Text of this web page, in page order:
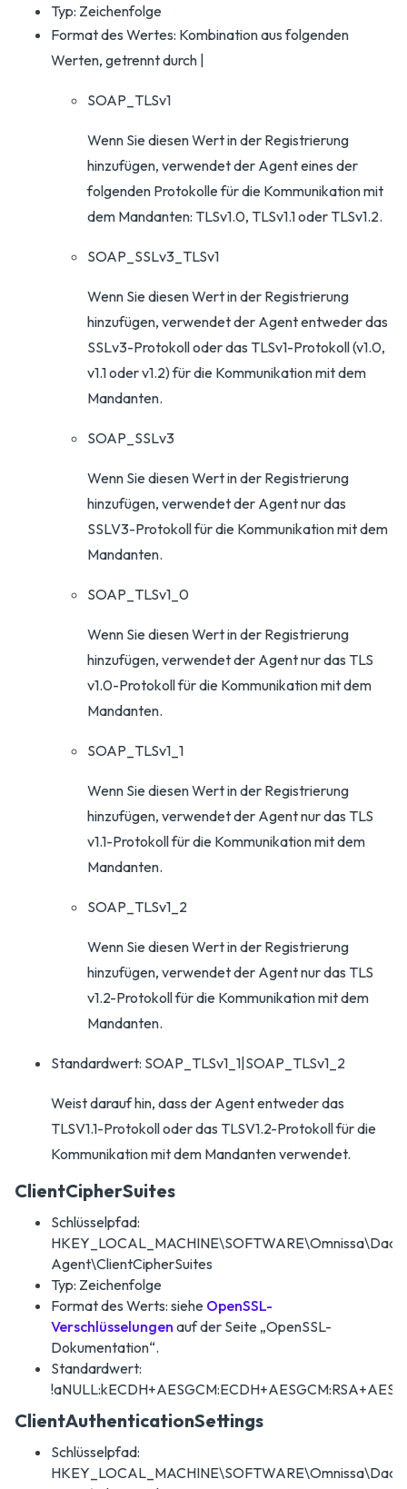
Typ: Zeichenfolge
Format des Wertes: Kombination aus folgenden
Werten, getrennt durch |
SOAP_TLSv1
Wenn Sie diesen Wert in der Registrierung
hinzufügen, verwendet der Agent eines der
folgenden Protokolle für die Kommunikation mit
dem Mandanten: TLSv1.0, TLSv1.1 oder TLSv1.2.
SOAP_SSLv3_TLSv1
Wenn Sie diesen Wert in der Registrierung
hinzufügen, verwendet der Agent entweder das
SSLv3-Protokoll oder das TLSv1-Protokoll (v1.0,
v1.1 oder v1.2) für die Kommunikation mit dem
Mandanten.
SOAP_SSLv3
Wenn Sie diesen Wert in der Registrierung
hinzufügen, verwendet der Agent nur das
SSLV3-Protokoll für die Kommunikation mit dem
Mandanten.
SOAP_TLSv1_0
Wenn Sie diesen Wert in der Registrierung
hinzufügen, verwendet der Agent nur das TLS
v1.0-Protokoll für die Kommunikation mit dem
Mandanten.
SOAP_TLSv1_1
Wenn Sie diesen Wert in der Registrierung
hinzufügen, verwendet der Agent nur das TLS
v1.1-Protokoll für die Kommunikation mit dem
Mandanten.
SOAP_TLSv1_2
Wenn Sie diesen Wert in der Registrierung
hinzufügen, verwendet der Agent nur das TLS
v1.2-Protokoll für die Kommunikation mit dem
Mandanten.
Standardwert: SOAP_TLSv1_1|SOAP_TLSv1_2
Weist darauf hin, dass der Agent entweder das
TLSV1.1-Protokoll oder das TLSV1.2-Protokoll für die
Kommunikation mit dem Mandanten verwendet.
ClientCipherSuites
Schlüsselpfad:
HKEY_LOCAL_MACHINE\SOFTWARE\Omnissa\DaaS
Agent\ClientCipherSuites
Typ: Zeichenfolge
Format des Werts: siehe OpenSSL-
Verschlüsselungen auf der Seite „OpenSSL-
Dokumentation“.
Standardwert:
ClientAuthenticationSettings
Schlüsselpfad:
HKEY_LOCAL_MACHINE\SOFTWARE\Omnissa\DaaS